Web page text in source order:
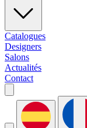
Catalogues
Designers
Salons
Actualités
Contact